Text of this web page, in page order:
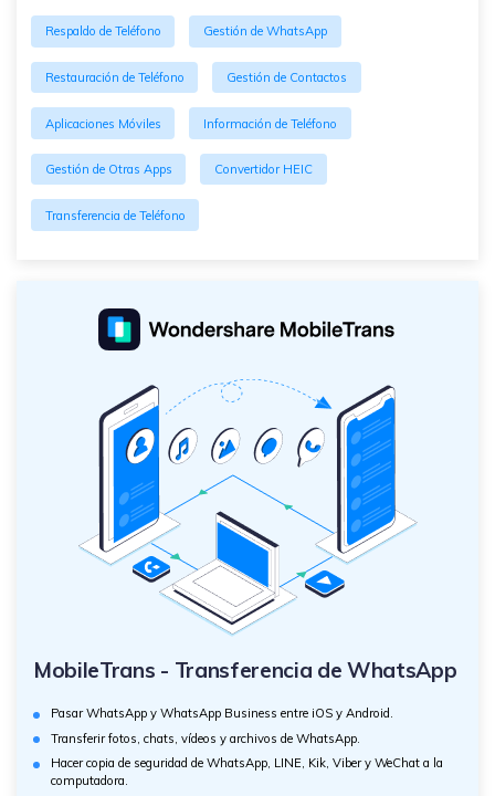
Respaldo de Teléfono Gestión de WhatsApp
Restauración de Teléfono Gestión de Contactos
Aplicaciones Móviles Información de Teléfono
Gestión de Otras Apps Convertidor HEIC
Transferencia de Teléfono
MobileTrans - Transferencia de WhatsApp
Pasar WhatsApp y WhatsApp Business entre iOS y Android.
Transferir fotos, chats, vídeos y archivos de WhatsApp.
Hacer copia de seguridad de WhatsApp, LINE, Kik, Viber y WeChat a la
computadora.